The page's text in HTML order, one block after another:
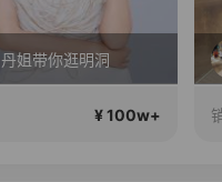
丹姐带你逛明洞
¥ 100w+